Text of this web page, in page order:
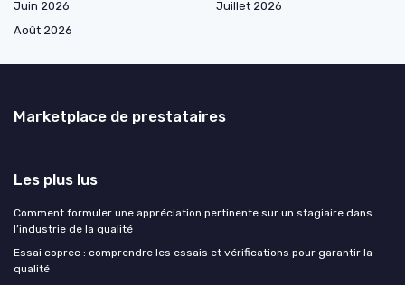
Juin 2026
Juillet 2026
Août 2026
Marketplace de prestataires
Les plus lus
Comment formuler une appréciation pertinente sur un stagiaire dans
l’industrie de la qualité
Essai coprec : comprendre les essais et vérifications pour garantir la
qualité